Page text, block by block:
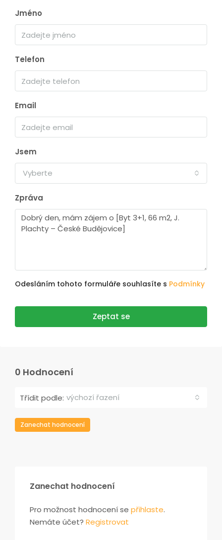
Jméno
Telefon
Email
Jsem
Vyberte
Zpráva
Odesláním tohoto formuláře souhlasíte s Podmínky
Zeptat se
0 Hodnocení
Třídit podle: výchozí řazení
Zanechat hodnocení
Zanechat hodnocení
Pro možnost hodnocení se přihlaste.
Nemáte účet? Registrovat